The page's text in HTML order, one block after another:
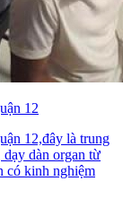
12
12,đây là trung
dạy dàn organ từ
có kinh nghiệm